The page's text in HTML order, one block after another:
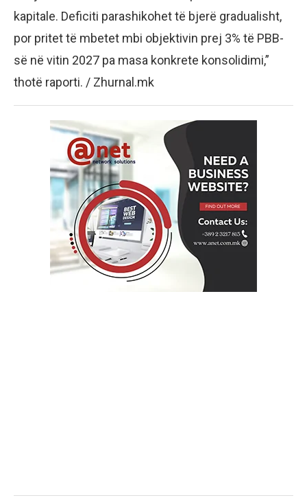
kapitale. Deficiti parashikohet të bjerë gradualisht,
por pritet të mbetet mbi objektivin prej 3% të PBB-
së në vitin 2027 pa masa konkrete konsolidimi,”
thotë raporti. / Zhurnal.mk